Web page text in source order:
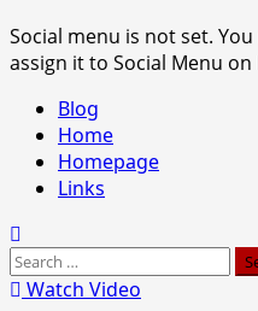
Social menu is not set.
assign it to Social Menu
Primary
Menu
Blog
Home
Homepage
Links
Search
for:Watch Video